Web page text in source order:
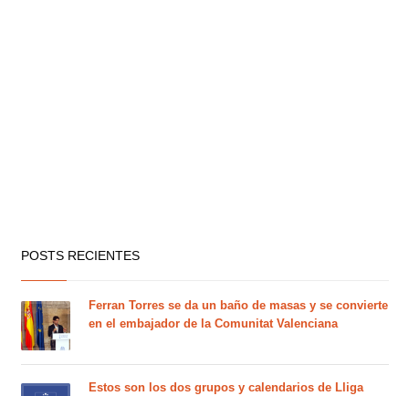
POSTS RECIENTES
Ferran Torres se da un baño de masas y se convierte
en el embajador de la Comunitat Valenciana
Estos son los dos grupos y calendarios de Lliga